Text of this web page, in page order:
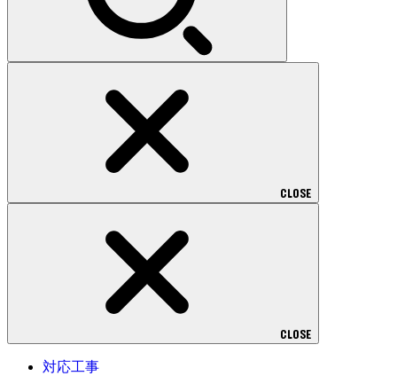
CLOSE
CLOSE
対応工事